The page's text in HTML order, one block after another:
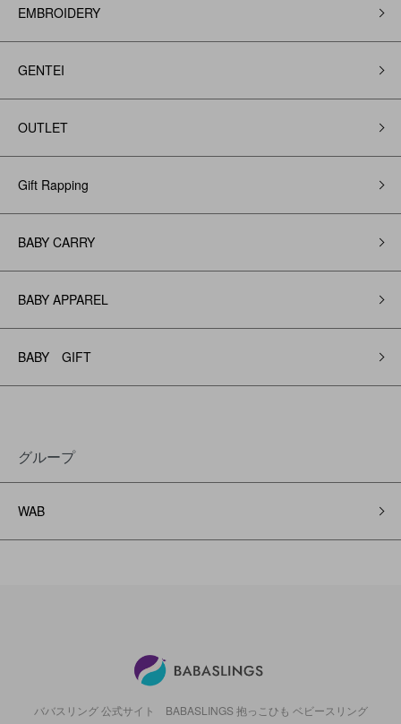
EMBROIDERY
GENTEI
OUTLET
Gift Rapping
BABY CARRY
BABY APPAREL
BABY GIFT
グループ
WAB
ババスリング 公式サイト BABASLINGS 抱っこひも ベビースリング